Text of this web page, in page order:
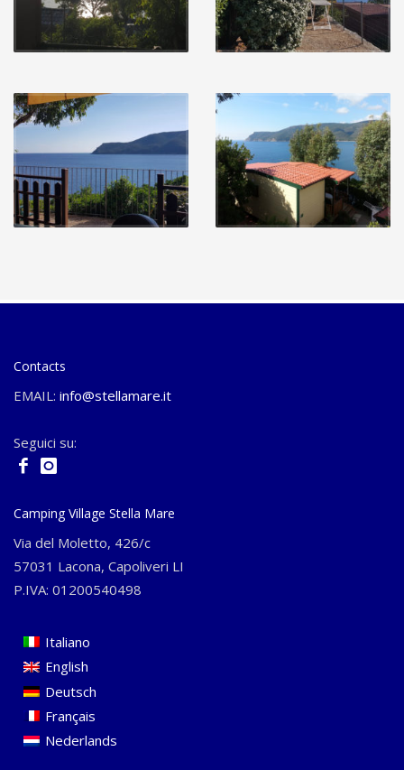
Contacts
EMAIL: info@stellamare.it
Seguici su:
Camping Village Stella Mare
Via del Moletto, 426/c
57031 Lacona, Capoliveri LI
P.IVA: 01200540498
Italiano
English
Deutsch
Français
Nederlands